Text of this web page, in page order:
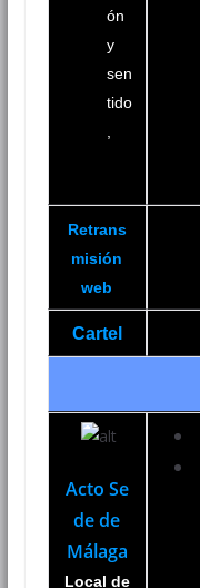
ón
y
sen
tido
Retrans
misión
web
Cartel
Acto Se
de de
Málaga
Local de